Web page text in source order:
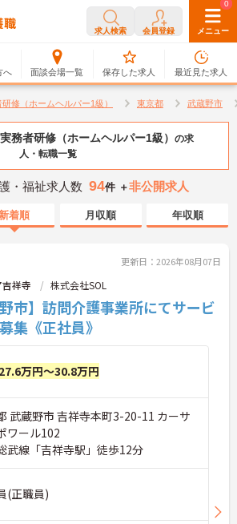
求人検索 会員登録 メニュー
へ 面談会場一覧
0
保存した求人
0
最近見た求人
修（ホームヘルパー1級） 東京都 武蔵野市
務者研修（ホームヘルパー1級） の求
人・転職一覧
・福祉求人数 94件 ＋非公開求人
着順 月収順 年収順
更新日：2026年08月07日
祥寺 株式会社SOL
市】訪問介護事業所にてサービ
集《正社員》
27.6万円～30.8万円
武蔵野市 吉祥寺本町3-20-11 カーサ
ワール102
武線「吉祥寺駅」徒歩12分
(正職員)